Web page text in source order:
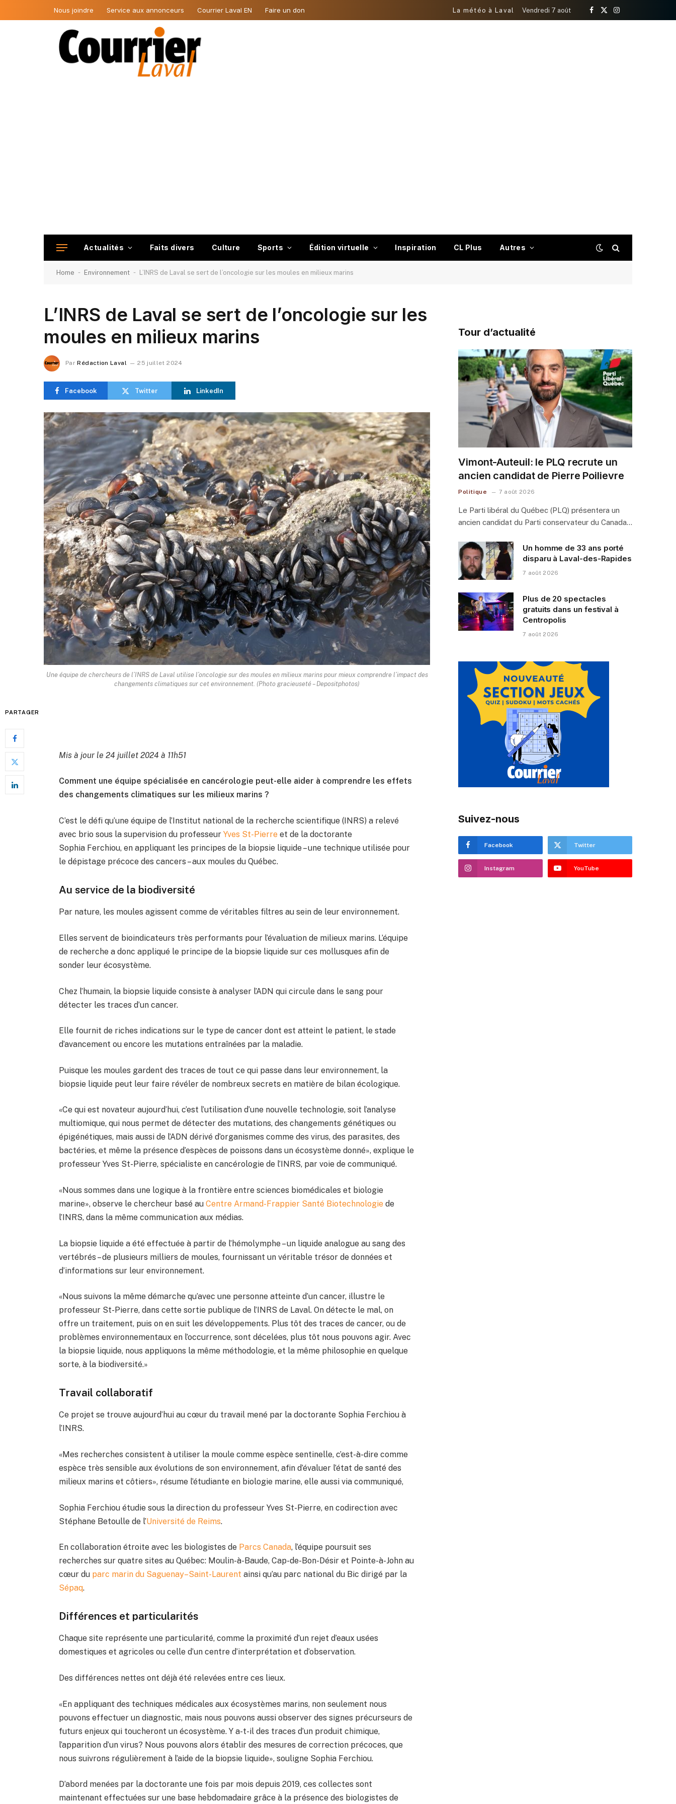
Nous joindre Service aux annonceurs Courrier Laval EN Faire un don La météo à Laval Vendredi 7 août
Facebook
X
Instagram
Actualités Faits divers Culture Sports Édition virtuelle Inspiration CL Plus Autres
Home - Environnement - L’INRS de Laval se sert de l’oncologie sur les moules en milieux marins
L’INRS de Laval se sert de l’oncologie sur les
moules en milieux marins
Par Rédaction Laval 25 juillet 2024
Facebook Twitter LinkedIn
Une équipe de chercheurs de l’INRS de Laval utilise l’oncologie sur des moules en milieux marins pour mieux comprendre l’impact des
changements climatiques sur cet environnement. (Photo gracieuseté – Depositphotos)
PARTAGER
Mis à jour le 24 juillet 2024 à 11h51
Comment une équipe spécialisée en cancérologie peut-elle aider à comprendre les effets
des changements climatiques sur les milieux marins ?
C’est le défi qu’une équipe de l’Institut national de la recherche scientifique (INRS) a relevé
avec brio sous la supervision du professeurYves St-Pierre et de la doctorante
Sophia Ferchiou, en appliquant les principes de la biopsie liquide – une technique utilisée pour
le dépistage précoce des cancers – aux moules du Québec.
Au service de la biodiversité
Par nature, les moules agissent comme de véritables filtres au sein de leur environnement.
Elles servent de bioindicateurs très performants pour l’évaluation de milieux marins. L’équipe
de recherche a donc appliqué le principe de la biopsie liquide sur ces mollusques afin de
sonder leur écosystème.
Chez l’humain, la biopsie liquide consiste à analyser l’ADN qui circule dans le sang pour
détecter les traces d’un cancer.
Elle fournit de riches indications sur le type de cancer dont est atteint le patient, le stade
d’avancement ou encore les mutations entraînées par la maladie.
Puisque les moules gardent des traces de tout ce qui passe dans leur environnement, la
biopsie liquide peut leur faire révéler de nombreux secrets en matière de bilan écologique.
«Ce qui est novateur aujourd’hui, c’est l’utilisation d’une nouvelle technologie, soit l’analyse
multiomique, qui nous permet de détecter des mutations, des changements génétiques ou
épigénétiques, mais aussi de l’ADN dérivé d’organismes comme des virus, des parasites, des
bactéries, et même la présence d’espèces de poissons dans un écosystème donné», explique le
professeur Yves St-Pierre, spécialiste en cancérologie de l’INRS, par voie de communiqué.
«Nous sommes dans une logique à la frontière entre sciences biomédicales et biologie
marine», observe le chercheur basé auCentre Armand-Frappier Santé Biotechnologie de
l’INRS, dans la même communication aux médias.
La biopsie liquide a été effectuée à partir de l’hémolymphe – un liquide analogue au sang des
vertébrés – de plusieurs milliers de moules, fournissant un véritable trésor de données et
d’informations sur leur environnement.
«Nous suivons la même démarche qu’avec une personne atteinte d’un cancer, illustre le
professeur St-Pierre, dans cette sortie publique de l’INRS de Laval. On détecte le mal, on
offre un traitement, puis on en suit les développements. Plus tôt des traces de cancer, ou de
problèmes environnementaux en l’occurrence, sont décelées, plus tôt nous pouvons agir. Avec
la biopsie liquide, nous appliquons la même méthodologie, et la même philosophie en quelque
sorte, à la biodiversité.»
Travail collaboratif
Ce projet se trouve aujourd’hui au cœur du travail mené par la doctorante Sophia Ferchiou à
l’INRS.
«Mes recherches consistent à utiliser la moule comme espèce sentinelle, c’est-à-dire comme
espèce très sensible aux évolutions de son environnement, afin d’évaluer l’état de santé des
milieux marins et côtiers», résume l’étudiante en biologie marine, elle aussi via communiqué,
Sophia Ferchiou étudie sous la direction du professeur Yves St-Pierre, en codirection avec
Stéphane Betoulle de l’Université de Reims.
En collaboration étroite avec les biologistes de Parcs Canada, l’équipe poursuit ses
recherches sur quatre sites au Québec: Moulin-à-Baude, Cap-de-Bon-Désir et Pointe-à-John au
cœur du parc marin du Saguenay–Saint-Laurent ainsi qu’au parc national du Bic dirigé par la
Sépaq.
Différences et particularités
Chaque site représente une particularité, comme la proximité d’un rejet d’eaux usées
domestiques et agricoles ou celle d’un centre d’interprétation et d’observation.
Des différences nettes ont déjà été relevées entre ces lieux.
«En appliquant des techniques médicales aux écosystèmes marins, non seulement nous
pouvons effectuer un diagnostic, mais nous pouvons aussi observer des signes précurseurs de
futurs enjeux qui toucheront un écosystème. Y a-t-il des traces d’un produit chimique,
l’apparition d’un virus? Nous pouvons alors établir des mesures de correction précoces, que
nous suivrons régulièrement à l’aide de la biopsie liquide», souligne Sophia Ferchiou.
D’abord menées par la doctorante une fois par mois depuis 2019, ces collectes sont
maintenant effectuées sur une base hebdomadaire grâce à la présence des biologistes de
Tour d’actualité
Vimont-Auteuil: le PLQ recrute un
ancien candidat de Pierre Poilievre
Politique 7 août 2026
Le Parti libéral du Québec (PLQ) présentera un
ancien candidat du Parti conservateur du Canada…
Un homme de 33 ans porté
disparu à Laval-des-Rapides
7 août 2026
Plus de 20 spectacles
gratuits dans un festival à
Centropolis
7 août 2026
Suivez-nous
Facebook Twitter
Instagram YouTube